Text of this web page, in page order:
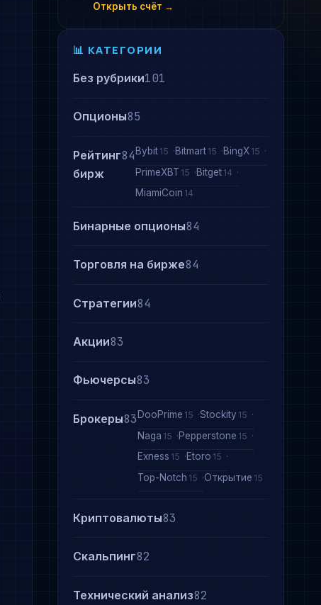
Открыть счёт →
📊 КАТЕГОРИИ
Без рубрики101
Опционы85
Рейтинг
бирж
84 Bybit 15 Bitmart 15 BingX 15
PrimeXBT 15 Bitget 14
MiamiCoin 14
Бинарные опционы84
Торговля на бирже84
Стратегии84
Акции83
Фьючерсы83
Брокеры83 DooPrime 15 Stockity 15
Naga 15 Pepperstone 15
Exness 15 Etoro 15
Top-Notch 15 Открытие 15
Криптовалюты83
Скальпинг82
Технический анализ82